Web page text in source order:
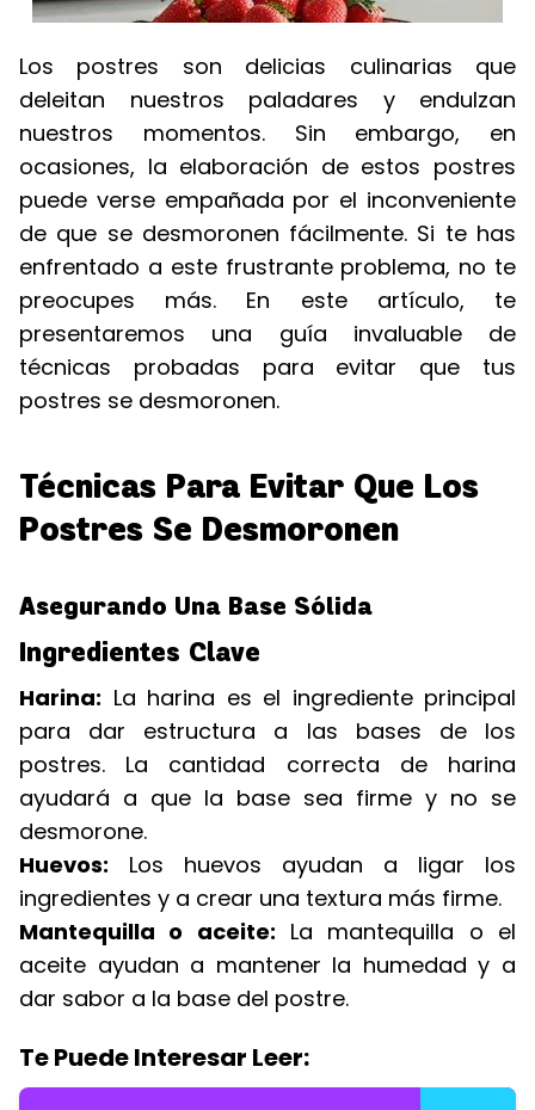
Los postres son delicias culinarias que
deleitan nuestros paladares y endulzan
nuestros momentos. Sin embargo, en
ocasiones, la elaboración de estos postres
puede verse empañada por el inconveniente
de que se desmoronen fácilmente. Si te has
enfrentado a este frustrante problema, no te
preocupes más. En este artículo, te
presentaremos una guía invaluable de
técnicas probadas para evitar que tus
postres se desmoronen.
Técnicas Para Evitar Que Los
Postres Se Desmoronen
Asegurando Una Base Sólida
Ingredientes Clave
Harina: La harina es el ingrediente principal
para dar estructura a las bases de los
postres. La cantidad correcta de harina
ayudará a que la base sea firme y no se
desmorone.
Huevos: Los huevos ayudan a ligar los
ingredientes y a crear una textura más firme.
Mantequilla o aceite: La mantequilla o el
aceite ayudan a mantener la humedad y a
dar sabor a la base del postre.
Te Puede Interesar Leer: